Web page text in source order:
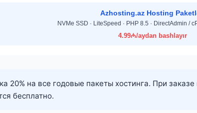
20% на все годовые пакеты хостинга. При
бесплатно.